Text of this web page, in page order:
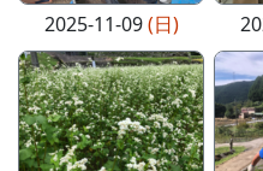
2025-11-09(日)